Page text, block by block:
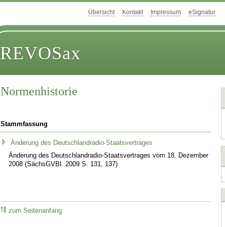
Übersicht Kontakt Impressum eSignatur
REVOSax
Normenhistorie
Stammfassung
Änderung des Deutschlandradio-Staatsvertrages
Änderung des Deutschlandradio-Staatsvertrages vom 18. Dezember
2008 (SächsGVBl. 2009 S. 131, 137)
zum Seitenanfang